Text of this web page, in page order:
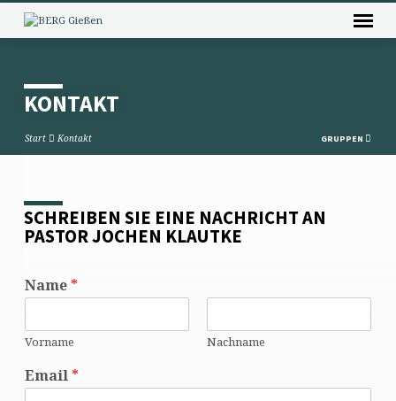
KONTAKT
Start Kontakt GRUPPEN
KONTAKT
SCHREIBEN SIE EINE NACHRICHT AN
PASTOR JOCHEN KLAUTKE
Name *
Vorname Nachname
Email *